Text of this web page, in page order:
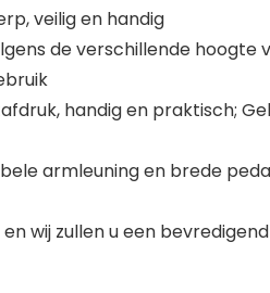
veilig en handig
de verschillende
handig en praktisch;
armleuning en brede
wij zullen u een